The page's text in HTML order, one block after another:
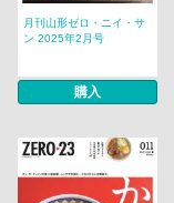
月刊山形ゼロ・ニイ・サ
ン 2025年2月号
購入